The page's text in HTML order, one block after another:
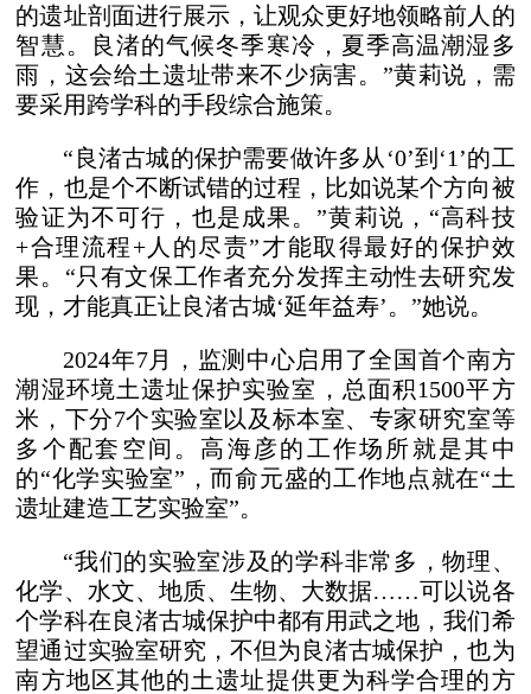
的遗址剖面进行展示，让观众更好地领略前人的
智慧。良渚的气候冬季寒冷，夏季高温潮湿多
雨，这会给土遗址带来不少病害。”黄莉说，需
要采用跨学科的手段综合施策。
“良渚古城的保护需要做许多从‘0’到‘1’的工
作，也是个不断试错的过程，比如说某个方向被
验证为不可行，也是成果。”黄莉说，“高科技
+合理流程+人的尽责”才能取得最好的保护效
果。“只有文保工作者充分发挥主动性去研究发
现，才能真正让良渚古城‘延年益寿’。”她说。
2024年7月，监测中心启用了全国首个南方
潮湿环境土遗址保护实验室，总面积1500平方
米，下分7个实验室以及标本室、专家研究室等
多个配套空间。高海彦的工作场所就是其中
的“化学实验室”，而俞元盛的工作地点就在“土
遗址建造工艺实验室”。
“我们的实验室涉及的学科非常多，物理、
化学、水文、地质、生物、大数据……可以说各
个学科在良渚古城保护中都有用武之地，我们希
望通过实验室研究，不但为良渚古城保护，也为
南方地区其他的土遗址提供更为科学合理的方